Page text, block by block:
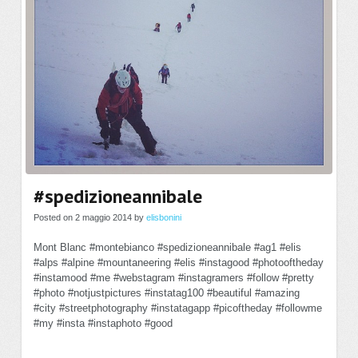
#spedizioneannibale
Posted on 2 maggio 2014 by elisbonini
Mont Blanc #montebianco #spedizioneannibale #ag1 #elis
#alps #alpine #mountaneering #elis #instagood #photooftheday
#instamood #me #webstagram #instagramers #follow #pretty
#photo #notjustpictures #instatag100 #beautiful #amazing
#city #streetphotography #instatagapp #picoftheday #followme
#my #insta #instaphoto #good